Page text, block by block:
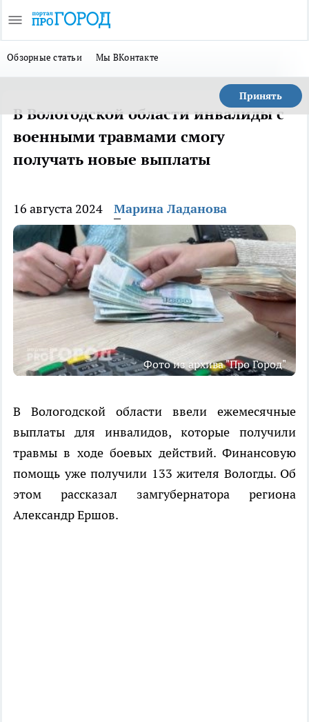
Обзорные статьи Мы ВКонтакте
Принять
В Вологодской области инвалиды с
военными травмами смогу
получать новые выплаты
16 августа 2024 Марина Ладанова
Фото из архива "Про Город"
В Вологодской области ввели ежемесячные
выплаты для инвалидов, которые получили
травмы в ходе боевых действий. Финансовую
помощь уже получили 133 жителя Вологды. Об
этом рассказал замгубернатора региона
Александр Ершов.